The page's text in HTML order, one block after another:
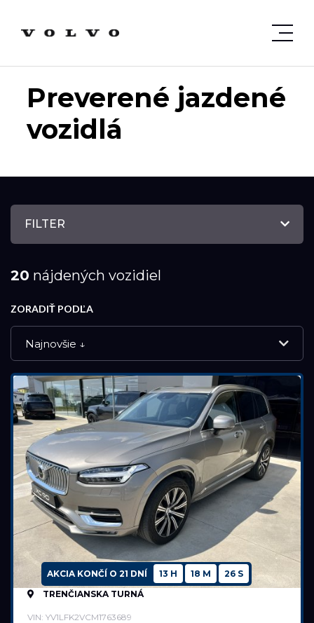
Preverené jazdené
vozidlá
FILTER
20 nájdených vozidiel
ZORADIŤ PODĽA
Najnovšie ↓
NOVÉ VOZIDLÁ
VOLVO SELEKT
JAZDENÉ VOZIDLÁ
Značka
Land Rover
AKCIA KONČÍ O 21 DNÍ 13 H 18 M
25 S
TRENČIANSKA TURNÁ
VIN: YV1LFK2VCM1763689